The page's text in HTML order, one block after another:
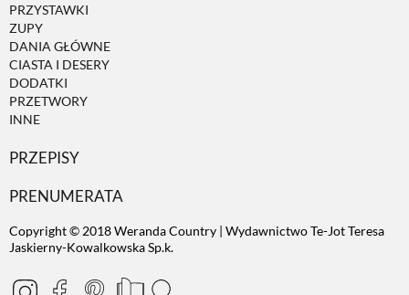
PRZYSTAWKI
ZUPY
DANIA GŁÓWNE
CIASTA I DESERY
DODATKI
PRZETWORY
INNE
PRZEPISY
PRENUMERATA
Copyright © 2018 Weranda Country | Wydawnictwo Te-Jot Teresa
Jaskierny-Kowalkowska Sp.k.